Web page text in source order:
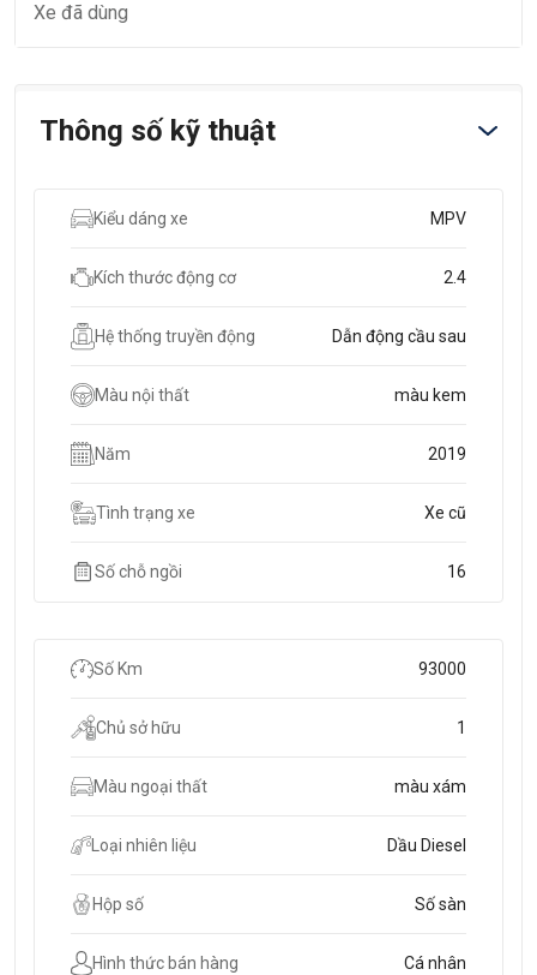
Xe đã dùng
Thông số kỹ thuật
Kiểu dáng xe MPV
Kích thước động cơ 2.4
Hệ thống truyền động Dẫn động cầu sau
Màu nội thất màu kem
Năm 2019
Tình trạng xe Xe cũ
Số chỗ ngồi 16
Số Km 93000
Chủ sở hữu 1
Màu ngoại thất màu xám
Loại nhiên liệu Dầu Diesel
Hộp số Số sàn
Hình thức bán hàng Cá nhân